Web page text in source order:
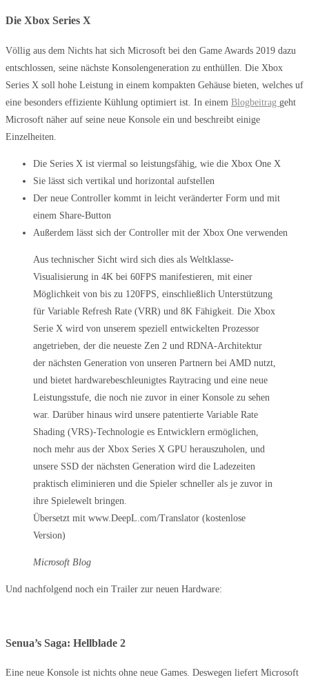
Die Xbox Series X
Völlig aus dem Nichts hat sich Microsoft bei den Game Awards 2019 dazu
entschlossen, seine nächste Konsolengeneration zu enthüllen. Die Xbox
Series X soll hohe Leistung in einem kompakten Gehäuse bieten, welches uf
eine besonders effiziente Kühlung optimiert ist. In einem Blogbeitrag geht
Microsoft näher auf seine neue Konsole ein und beschreibt einige
Einzelheiten.
Die Series X ist viermal so leistungsfähig, wie die Xbox One X
Sie lässt sich vertikal und horizontal aufstellen
Der neue Controller kommt in leicht veränderter Form und mit
einem Share-Button
Außerdem lässt sich der Controller mit der Xbox One verwenden
Aus technischer Sicht wird sich dies als Weltklasse-
Visualisierung in 4K bei 60FPS manifestieren, mit einer
Möglichkeit von bis zu 120FPS, einschließlich Unterstützung
für Variable Refresh Rate (VRR) und 8K Fähigkeit. Die Xbox
Serie X wird von unserem speziell entwickelten Prozessor
angetrieben, der die neueste Zen 2 und RDNA-Architektur
der nächsten Generation von unseren Partnern bei AMD nutzt,
und bietet hardwarebeschleunigtes Raytracing und eine neue
Leistungsstufe, die noch nie zuvor in einer Konsole zu sehen
war. Darüber hinaus wird unsere patentierte Variable Rate
Shading (VRS)-Technologie es Entwicklern ermöglichen,
noch mehr aus der Xbox Series X GPU herauszuholen, und
unsere SSD der nächsten Generation wird die Ladezeiten
praktisch eliminieren und die Spieler schneller als je zuvor in
ihre Spielewelt bringen.
Übersetzt mit www.DeepL.com/Translator (kostenlose
Version)
Microsoft Blog
Und nachfolgend noch ein Trailer zur neuen Hardware:
Senua’s Saga: Hellblade 2
Eine neue Konsole ist nichts ohne neue Games. Deswegen liefert Microsoft